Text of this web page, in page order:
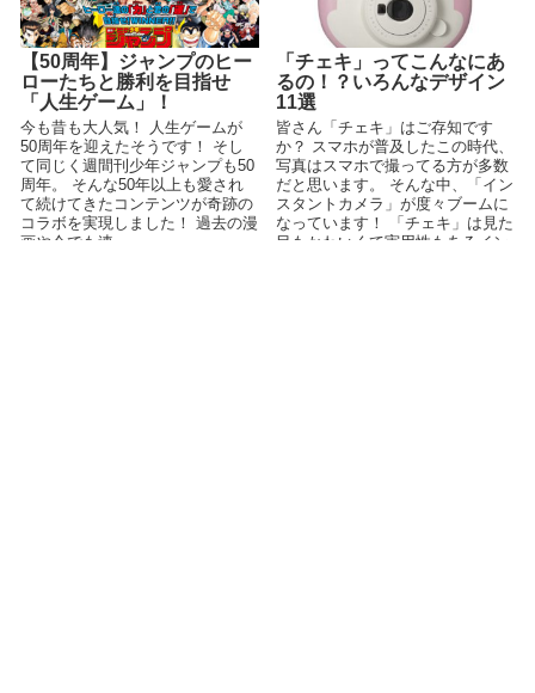
【50周年】ジャンプのヒー
ローたちと勝利を目指せ
「人生ゲーム」！
今も昔も大人気！ 人生ゲームが
50周年を迎えたそうです！ そし
て同じく週間刊少年ジャンプも50
周年。 そんな50年以上も愛され
て続けてきたコンテンツが奇跡の
コラボを実現しました！ 過去の漫
画や今でも連...
「チェキ」ってこんなにあ
るの！？いろんなデザイン
11選
皆さん「チェキ」はご存知です
か？ スマホが普及したこの時代、
写真はスマホで撮ってる方が多数
だと思います。 そんな中、「イン
スタントカメラ」が度々ブームに
なっています！ 「チェキ」は見た
目もかわいくて実用性もあるイン